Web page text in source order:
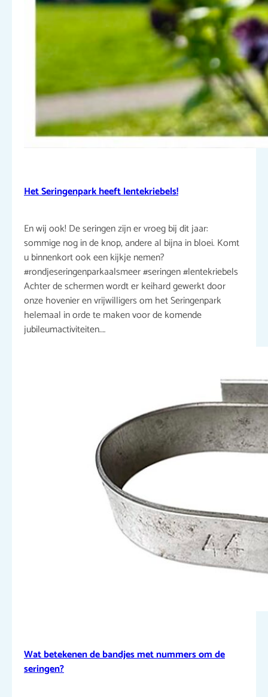
Het Seringenpark heeft lentekriebels!
En wij ook! De seringen zijn er vroeg bij dit jaar:
sommige nog in de knop, andere al bijna in bloei. Komt
u binnenkort ook een kijkje nemen?
#rondjeseringenparkaalsmeer #seringen #lentekriebels
Achter de schermen wordt er keihard gewerkt door
onze hovenier en vrijwilligers om het Seringenpark
helemaal in orde te maken voor de komende
jubileumactiviteiten.…
Wat betekenen de bandjes met nummers om de
seringen?